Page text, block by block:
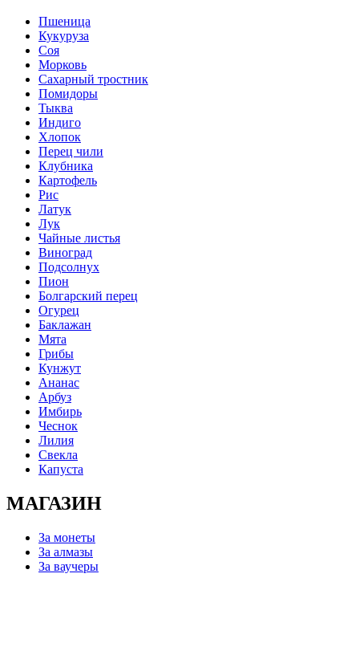
Пшеница
Кукуруза
Соя
Морковь
Сахарный тростник
Помидоры
Тыква
Индиго
Хлопок
Перец чили
Клубника
Картофель
Рис
Латук
Лук
Чайные листья
Виноград
Подсолнух
Пион
Болгарский перец
Огурец
Баклажан
Мята
Грибы
Кунжут
Ананас
Арбуз
Имбирь
Чеснок
Лилия
Свекла
Капуста
МАГАЗИН
За монеты
За алмазы
За ваучеры